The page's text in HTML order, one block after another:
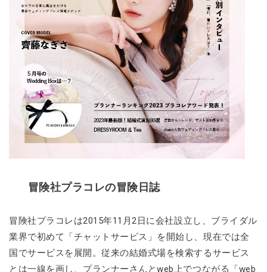
冒険社プラコレの冒険日誌
冒険社プラコレは2015年11月2日に会社設立し、ブライダル
業界で初めて「チャットサービス」を開始し、現在では全
国でサービスを展開。従来の結婚式場を検索するサービス
とは一線を画し、プランナーさんとweb上でつながる「web